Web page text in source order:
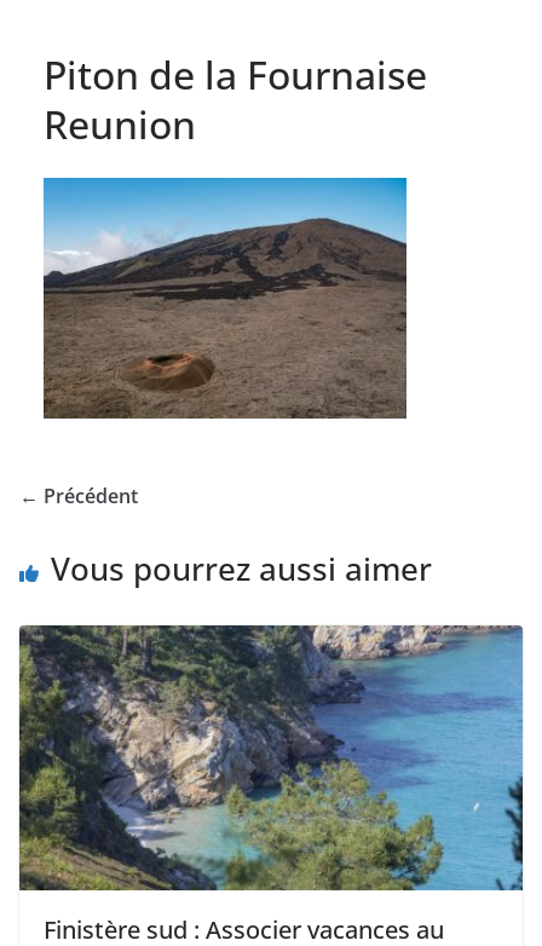
Piton de la Fournaise
Reunion
← Précédent
Vous pourrez aussi aimer
Finistère sud : Associer vacances au